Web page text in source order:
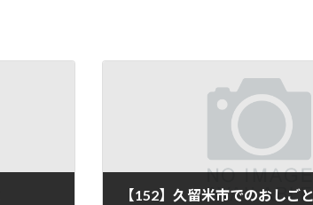
【152】久留米市でのおしごと